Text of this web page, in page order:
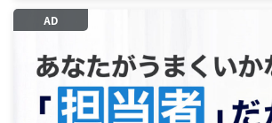
AD